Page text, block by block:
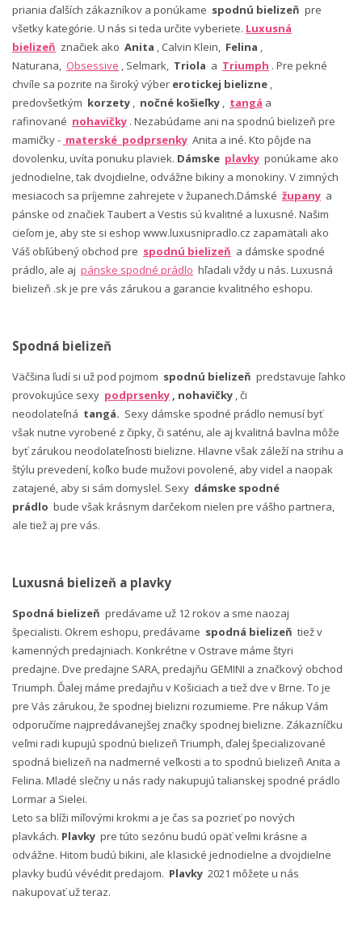
priania ďalších zákazníkov a ponúkame spodnú bielizeň pre
všetky kategórie. U nás si teda určite vyberiete. Luxusná
bielizeň značiek ako Anita , Calvin Klein, Felina ,
Naturana, Obsessive , Selmark, Triola a Triumph . Pre pekné
chvíle sa pozrite na široký výber erotickej bielizne ,
predovšetkým korzety , nočné košieľky , tangá a
rafinované nohavičky . Nezabúdame ani na spodnú bielizeň pre
mamičky - materské podprsenky Anita a iné. Kto pôjde na
dovolenku, uvíta ponuku plaviek. Dámske plavky ponúkame ako
jednodielne, tak dvojdielne, odvážne bikiny a monokiny. V zimných
mesiacoch sa príjemne zahrejete v županech.Dámské župany a
pánske od značiek Taubert a Vestis sú kvalitné a luxusné. Našim
cieľom je, aby ste si eshop www.luxusnipradlo.cz zapamätali ako
Váš obľúbený obchod pre spodnú bielizeň a dámske spodné
prádlo, ale aj pánske spodné prádlo hľadali vždy u nás. Luxusná
bielizeň .sk je pre vás zárukou a garancie kvalitného eshopu.
Spodná bielizeň
Väčšina ľudí si už pod pojmom spodnú bielizeň predstavuje ľahko
provokujúce sexy podprsenky , nohavičky , či
neodolateľná tangá. Sexy dámske spodné prádlo nemusí byť
však nutne vyrobené z čipky, či saténu, ale aj kvalitná bavlna môže
byť zárukou neodolateľnosti bielizne. Hlavne však záleží na strihu a
štýlu prevedení, koľko bude mužovi povolené, aby videl a naopak
zatajené, aby si sám domyslel. Sexy dámske spodné
prádlo bude však krásnym darčekom nielen pre vášho partnera,
ale tiež aj pre vás.
Luxusná bielizeň a plavky
Spodná bielizeň predávame už 12 rokov a sme naozaj
špecialisti. Okrem eshopu, predávame spodná bielizeň tiež v
kamenných predajniach. Konkrétne v Ostrave máme štyri
predajne. Dve predajne SARA, predajňu GEMINI a značkový obchod
Triumph. Ďalej máme predajňu v Košiciach a tiež dve v Brne. To je
pre Vás zárukou, že spodnej bielizni rozumieme. Pre nákup Vám
odporučíme najpredávanejšej značky spodnej bielizne. Zákazníčku
veľmi radi kupujú spodnú bielizeň Triumph, ďalej špecializované
spodná bielizeň na nadmerné veľkosti a to spodnú bielizeň Anita a
Felina. Mladé slečny u nás rady nakupujú talianskej spodné prádlo
Lormar a Sielei.
Leto sa blíži míľovými krokmi a je čas sa pozrieť po nových
plavkách. Plavky pre túto sezónu budú opäť veľmi krásne a
odvážne. Hitom budú bikini, ale klasické jednodielne a dvojdielne
plavky budú vévédit predajom. Plavky 2021 môžete u nás
nakupovať už teraz.